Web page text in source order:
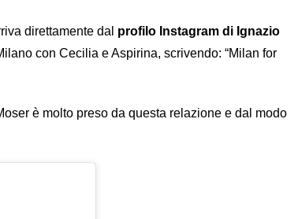
direttamente dal profilo Instagram di Ignazio
con Cecilia e Aspirina, scrivendo: “Milan for
è molto preso da questa relazione e dal modo